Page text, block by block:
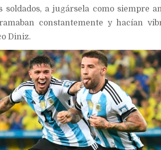
soldados, a jugársela como siempre
constantemente y hacían
Diniz.